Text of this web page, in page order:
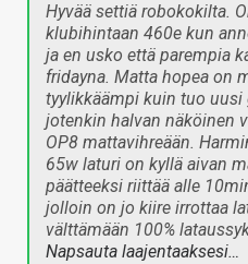
Hyvää settiä robokokilta.
klubihintaan 460e kun
ja en usko että parempia
fridayna. Matta hopea on
tyylikkäämpi kuin tuo uusi
jotenkin halvan näköinen
OP8 mattavihreään.
65w laturi on kyllä aivan
päätteeksi riittää alle
jolloin on jo kiire irrottaa
välttämään 100%
Napsauta laajentaaksesi…